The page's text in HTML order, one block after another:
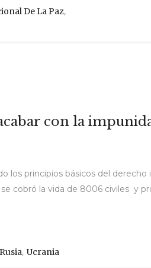
De La Paz,
con la
los principios básicos del
cobró la vida de 8006 civiles y
Rusia, Ucrania